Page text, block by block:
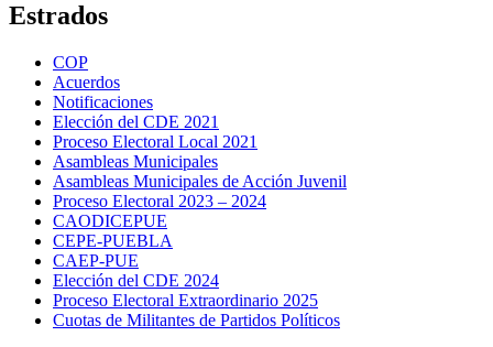
Estrados
COP
Acuerdos
Notificaciones
Elección del CDE 2021
Proceso Electoral Local 2021
Asambleas Municipales
Asambleas Municipales de Acción Juvenil
Proceso Electoral 2023 – 2024
CAODICEPUE
CEPE-PUEBLA
CAEP-PUE
Elección del CDE 2024
Proceso Electoral Extraordinario 2025
Cuotas de Militantes de Partidos Políticos